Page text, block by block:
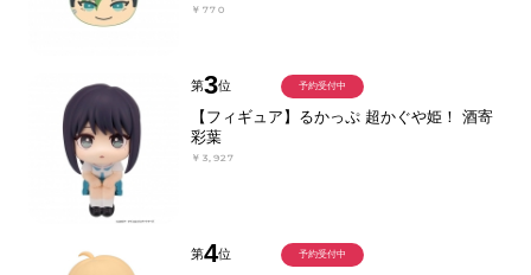
￥770
第3位
【フィギュア】るかっぷ 超かぐや姫！ 酒寄
彩葉
￥3,927
予約受付中
第4位 予約受付中